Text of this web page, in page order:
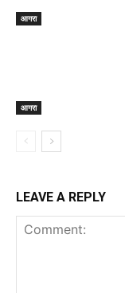
आगरा
आगरा
LEAVE A REPLY